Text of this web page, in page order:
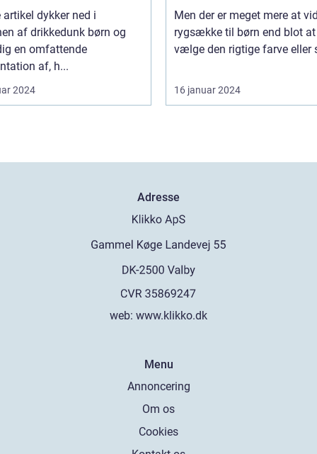
artikel dykker ned i
af drikkedunk børn og
en omfattende
af, h...
2024
deres barns komfort og
sikkerhed, især når de
farten
Men der er meget mere at
rygsække til børn end blot at
vælge den rigtige farve eller
16 januar 2024
Adresse
web: www.klikko.dk
Menu
Annoncering
Om os
Cookies